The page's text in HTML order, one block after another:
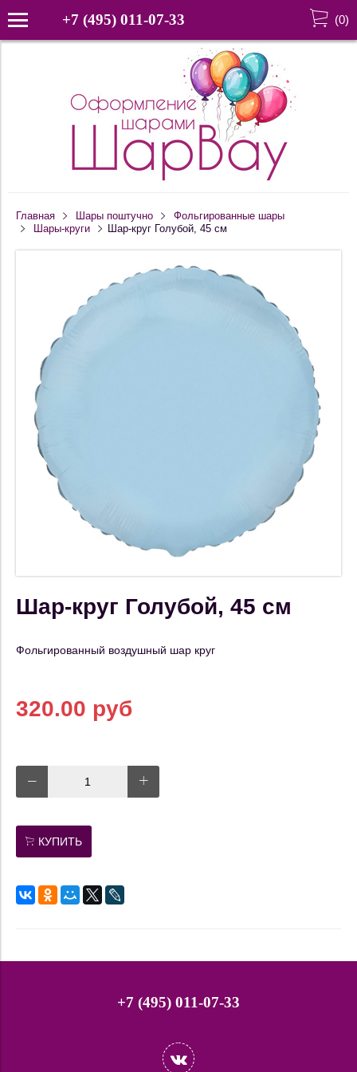
+7 (495) 011-07-33 (0)
Главная Шары поштучно
Фольгированные шары
Шары-круги
Шар-круг Голубой, 45 см
Шар-круг Голубой, 45 см
Фольгированный воздушный шар круг
320.00 руб
КУПИТЬ
+7 (495) 011-07-33